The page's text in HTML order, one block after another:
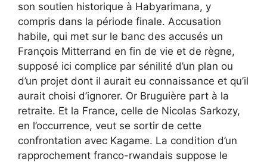
son soutien historique à Habyarimana, y
compris dans la période finale. Accusation
habile, qui met sur le banc des accusés un
François Mitterrand en fin de vie et de règne,
supposé ici complice par sénilité d’un plan ou
d’un projet dont il aurait eu connaissance et qu’il
aurait choisi d’ignorer. Or Bruguière part à la
retraite. Et la France, celle de Nicolas Sarkozy,
en l’occurrence, veut se sortir de cette
confrontation avec Kagame. La condition d’un
rapprochement franco-rwandais suppose le